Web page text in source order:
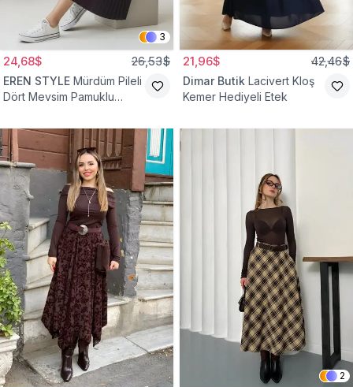
3
24,68$ 26,53$
EREN STYLE Mürdüm Pileli
Dört Mevsim Pamuklu
21,96$ 42,46$
Dimar Butik Lacivert Kloş
Kemer Hediyeli Etek
2